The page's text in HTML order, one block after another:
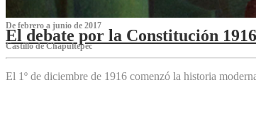
De febrero a junio de 2017
El debate por la Constitución
Castillo de Chapultepec
El 1º de diciembre de 1916 comenzó la historia